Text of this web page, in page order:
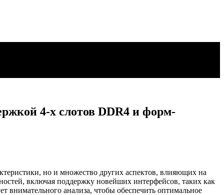
4-х слотов DDR4 и форм-
но и множество других аспектов, влияющих на
включая поддержку новейших интерфейсов, таких как
внимательного анализа, чтобы обеспечить оптимальное